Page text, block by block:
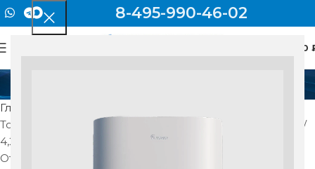
8-495-990-46-02
0
Главная
Товар Номинальный ток на охлаждение (диапазон), А
4,20 (1,20-5,20)
Отображение единственного товара